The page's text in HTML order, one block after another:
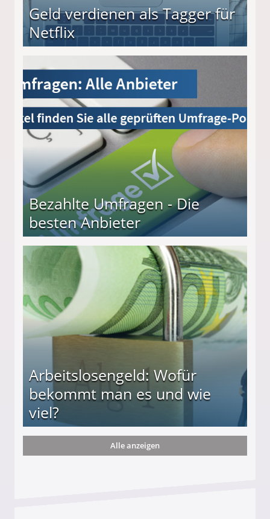
Geld verdienen als Tagger für
Netflix
Bezahlte Umfragen - Die
besten Anbieter
Arbeitslosengeld: Wofür
bekommt man es und wie
viel?
und wie viel?
Alle anzeigen